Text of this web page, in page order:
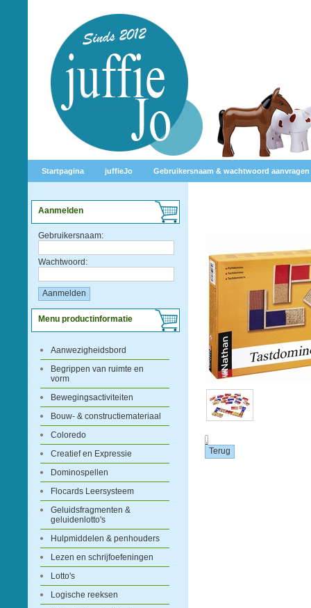
Startpagina juffieJo Gebruikersnaam & wachtwoord aanvragen
Aanmelden
Gebruikersnaam:
Wachtwoord:
Menu productinformatie
Aanwezigheidsbord
Begrippen van ruimte en
vorm
Bewegingsactiviteiten
Bouw- & constructiemateriaal
Coloredo
Creatief en Expressie
Dominospellen
Flocards Leersysteem
Geluidsfragmenten &
geluidenlotto's
Hulpmiddelen & penhouders
Lezen en schrijfoefeningen
Lotto's
Logische reeksen
.